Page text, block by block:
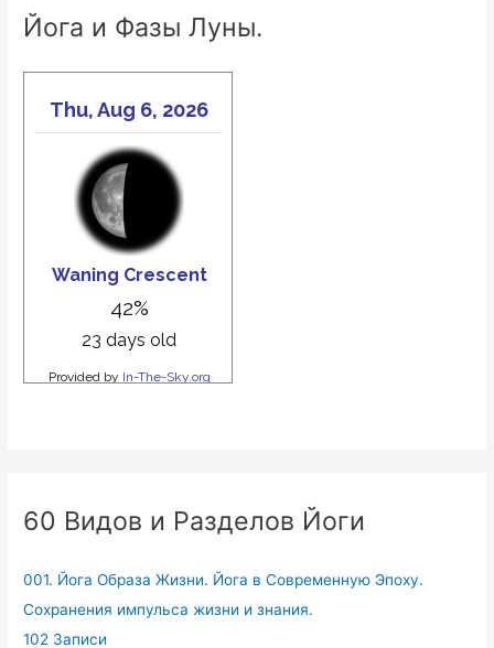
Йога и Фазы Луны.
60 Видов и Разделов Йоги
001. Йога Образа Жизни. Йога в Современную Эпоху.
Сохранения импульса жизни и знания.
102 Записи